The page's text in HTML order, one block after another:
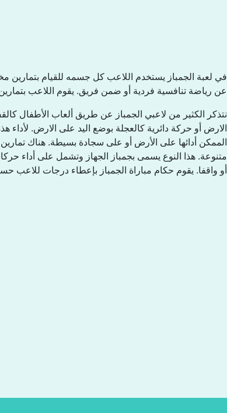
في لعبة الجمباز يستخدم اللاعب كل جسمه للقيام بتمارين
عن رياضة تنافسية فردية أو ضمن فريق. يقوم اللاعب
نتذكر الكثير من لاعبي الجمباز عن طريق ألعاب الأطفال
الارض أو حركة دائرية كالعجلة بوضع اليد على الارض. لأداء
الممكن أدائها على الأرض أو على سجادة بسيطة. هناك
متنوعة. هذا النوع يسمى بجمباز الجهاز وتشمل على أداء
أو واقفا. يقوم حكام مباراة الجمباز بإعطاء درجات للاعب